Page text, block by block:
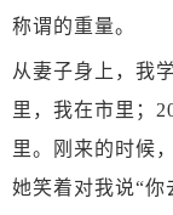
称谓的重量。
从妻子身上，我
里，我在市里；
里。刚来的时候
她笑着对我说“你